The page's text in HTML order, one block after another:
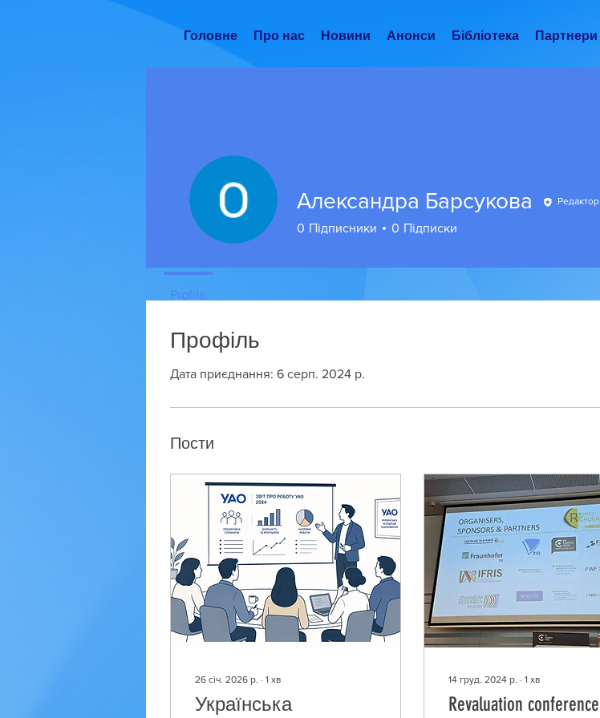
Головне Про нас Новини Анонси Бібліотека Партнери
Профіль
Дата приєднання: 6 серп. 2024 р.
Пости
26 січ. 2026 р. ∙ 1 хв
Українська
14 груд. 2024 р. ∙ 1 хв
Revaluation conference
Александра Барсукова Редактор
0 Підписники 0 Підписки
Profile